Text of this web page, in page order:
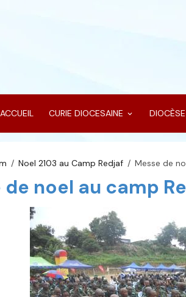
ACCUEIL CURIE DIOCESAINE DIOCÈSE
Noel 2103 au Camp Redjaf Messe de
de noel au camp